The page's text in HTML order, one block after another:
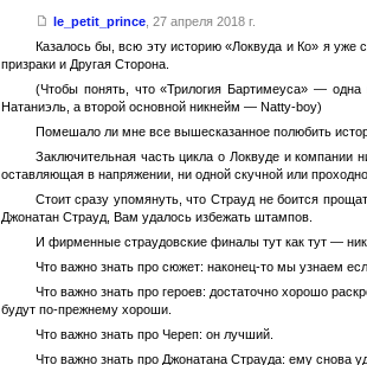
le_petit_prince, 27 апреля 2018 г.
Казалось бы, всю эту историю «Локвуда и Ко» я
призраки и Другая Сторона.
(Чтобы понять, что «Трилогия Бартимеуса» —
Натаниэль, а второй основной никнейм — Natty-boy)
Помешало ли мне все вышесказанное полюбить
Заключительная часть цикла о Локвуде и компании
оставляющая в напряжении, ни одной скучной или
Стоит сразу упомянуть, что Страуд не боится
Джонатан Страуд, Вам удалось избежать штампов.
И фирменные страудовские финалы тут как тут —
Что важно знать про сюжет: наконец-то мы узнаем
Что важно знать про героев: достаточно хорошо
будут по-прежнему хороши.
Что важно знать про Череп: он лучший.
Что важно знать про Джонатана Страуда: ему снова